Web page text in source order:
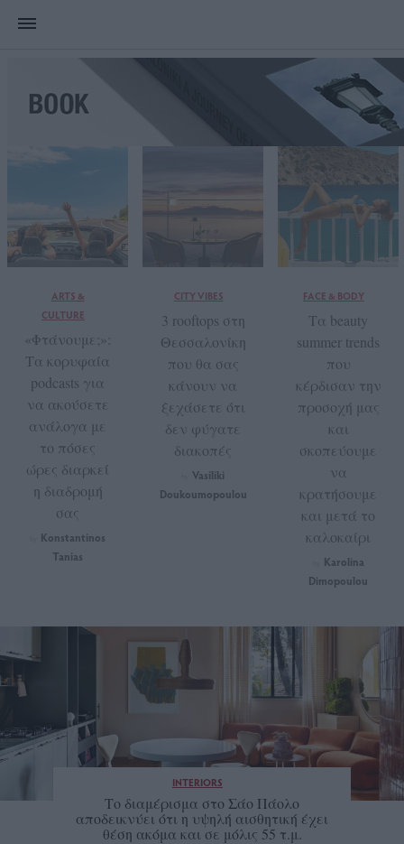
ARTS &
CULTURE
«Φτάνουμε;»:
Τα κορυφαία
podcasts για
να ακούσετε
ανάλογα με
το πόσες
ώρες διαρκεί
η διαδρομή
σας
Konstantinos
Tanias
CITY VIBES
3 rooftops στη
Θεσσαλονίκη
που θα σας
κάνουν να
ξεχάσετε ότι
δεν φύγατε
διακοπές
Vasiliki
Doukoumopoulou
FACE & BODY
Τα beauty
summer trends
που
κέρδισαν την
προσοχή μας
και
σκοπεύουμε
να
κρατήσουμε
και μετά το
καλοκαίρι
Karolina
Dimopoulou
INTERIORS
Το διαμέρισμα στο Σάο Πάολο
αποδεικνύει ότι η υψηλή αισθητική έχει
θέση ακόμα και σε μόλις 55 τ.μ.